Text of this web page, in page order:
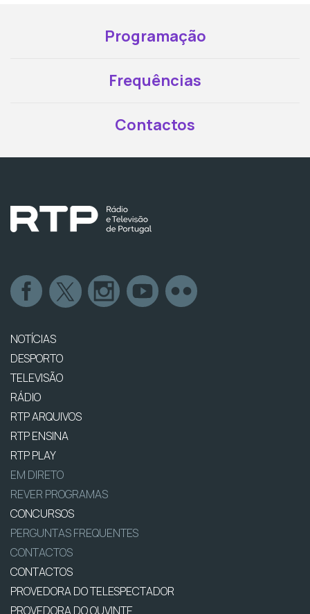
Programação
Frequências
Contactos
NOTÍCIAS
DESPORTO
TELEVISÃO
RÁDIO
RTP ARQUIVOS
RTP ENSINA
RTP PLAY
EM DIRETO
REVER PROGRAMAS
CONCURSOS
PERGUNTAS FREQUENTES
CONTACTOS
CONTACTOS
PROVEDORA DO TELESPECTADOR
PROVEDORA DO OUVINTE